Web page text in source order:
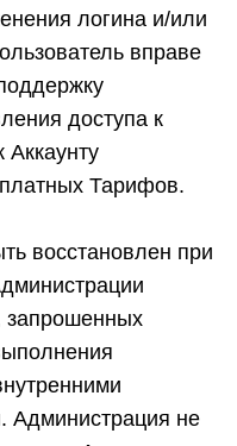
логина и/или
вправе
доступа к
Аккаунту
Тарифов.
восстановлен при
запрошенных
Администрация не